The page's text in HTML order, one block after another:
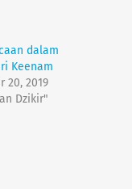
dalam
Keenam
20, 2019
Dzikir"